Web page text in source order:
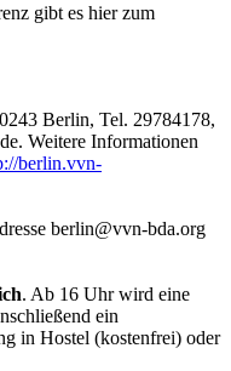
gibt es hier zum
Berlin, Tel. 29784178,
Weitere Informationen
berlin.vvn-
berlin@vvn-bda.org
. Ab 16 Uhr wird eine
ein
in Hostel (kostenfrei) oder